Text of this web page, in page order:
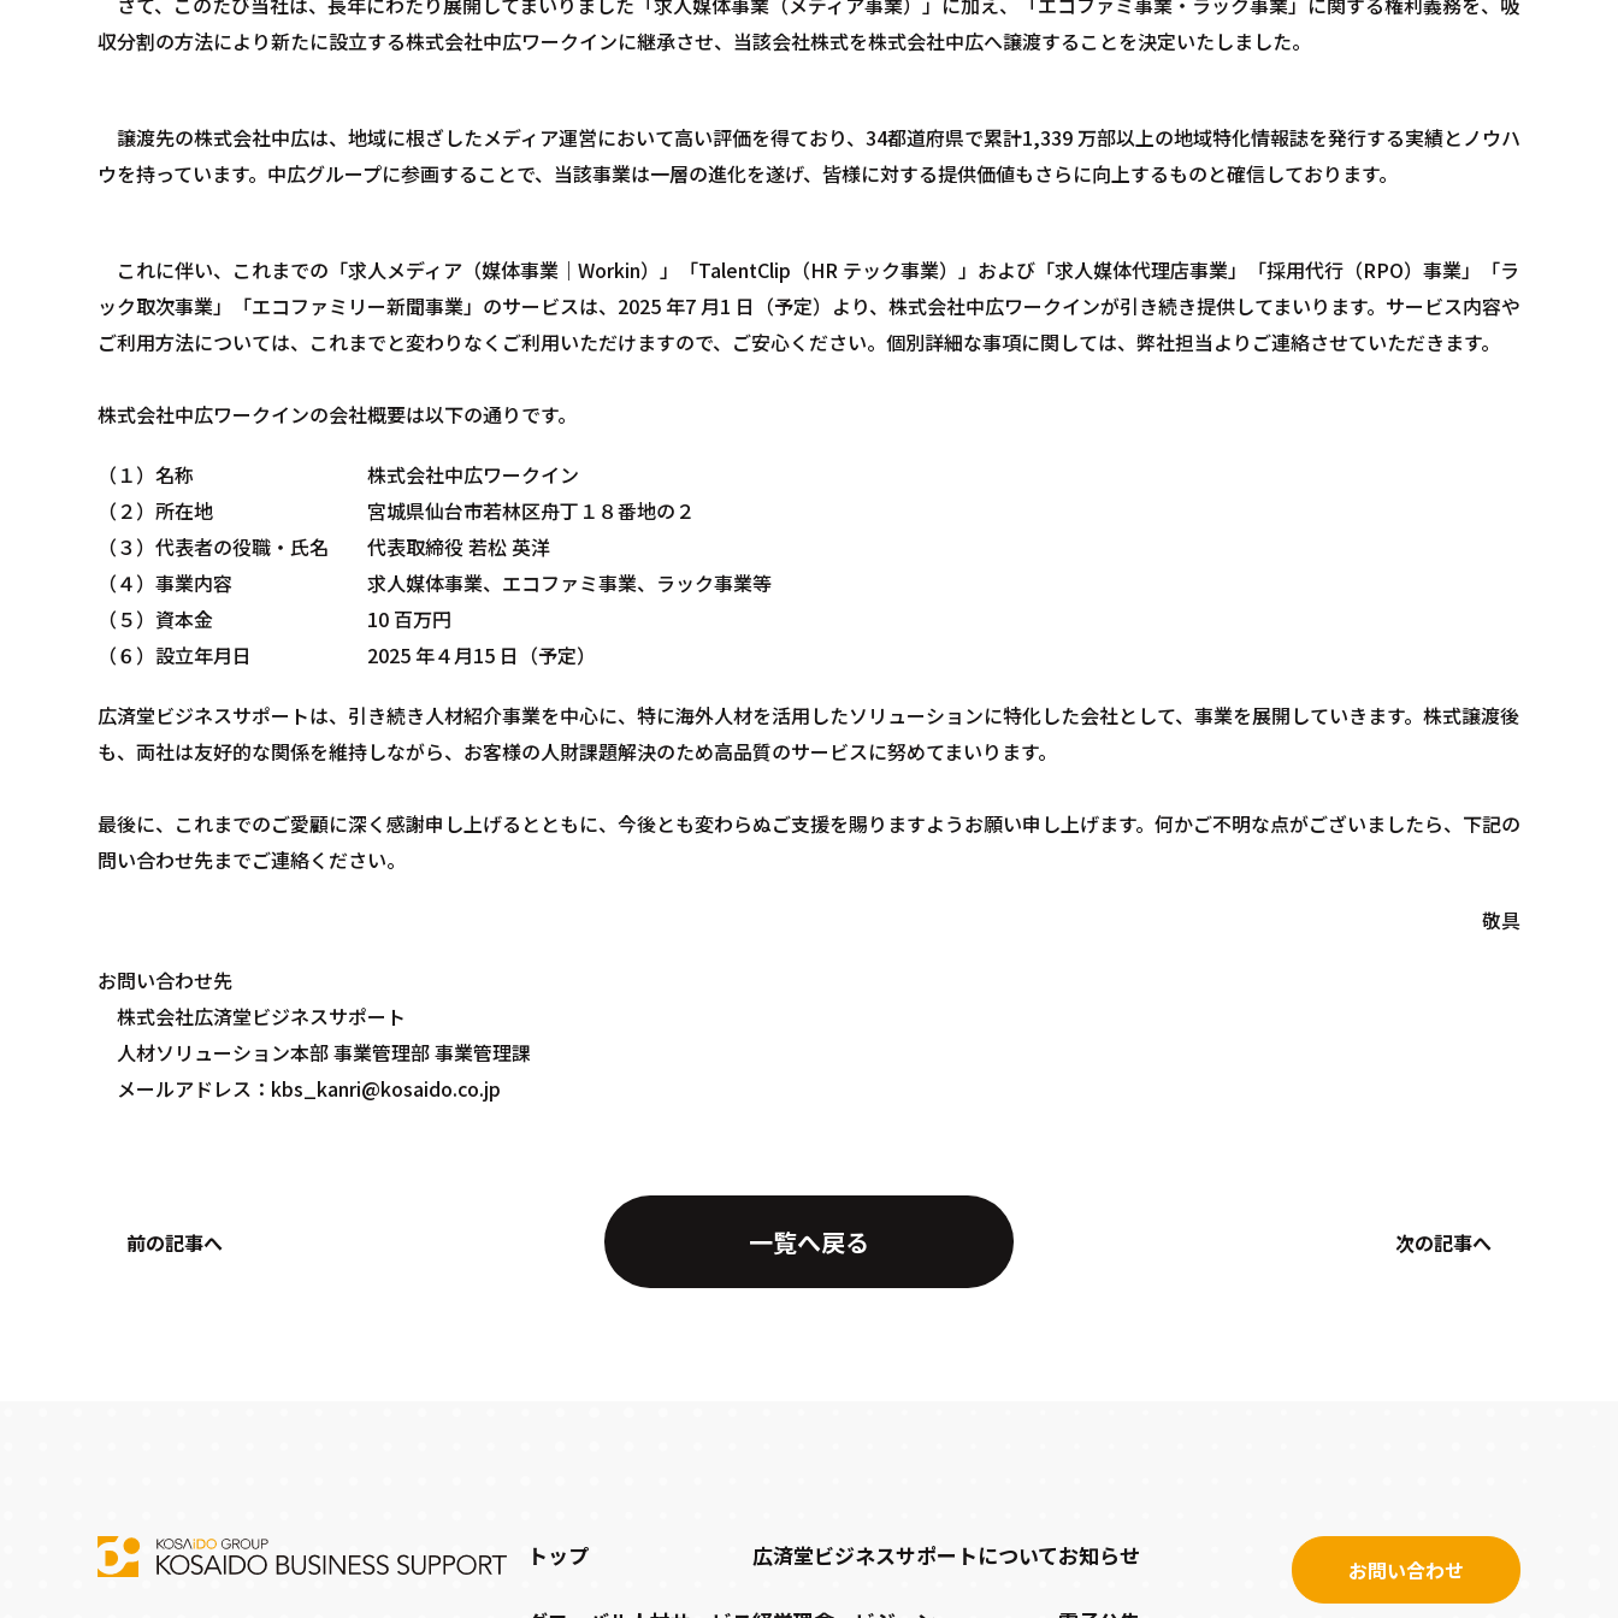
収分割の方法により新たに設立する株式会社中広ワークインに継承させ、当該会社株式を株式会社中広へ譲渡することを決定いたしました。
譲渡先の株式会社中広は、地域に根ざしたメディア運営において高い評価を得ており、34都道府県で累計1,339 万部以上の地域特化情報誌を発行する実績とノウハ
ウを持っています。中広グループに参画することで、当該事業は一層の進化を遂げ、皆様に対する提供価値もさらに向上するものと確信しております。
これに伴い、これまでの「求人メディア（媒体事業｜Workin）」「TalentClip（HR テック事業）」および「求人媒体代理店事業」「採用代行（RPO）事業」「ラ
ック取次事業」「エコファミリー新聞事業」のサービスは、2025 年7 月1 日（予定）より、株式会社中広ワークインが引き続き提供してまいります。サービス内容や
ご利用方法については、これまでと変わりなくご利用いただけますので、ご安心ください。個別詳細な事項に関しては、弊社担当よりご連絡させていただきます。
株式会社中広ワークインの会社概要は以下の通りです。
（１）名称 株式会社中広ワークイン
（２）所在地 宮城県仙台市若林区舟丁１８番地の２
（３）代表者の役職・氏名 代表取締役 若松 英洋
（４）事業内容 求人媒体事業、エコファミ事業、ラック事業等
（５）資本金 10 百万円
（６）設立年月日 2025 年４月15 日（予定）
広済堂ビジネスサポートは、引き続き人材紹介事業を中心に、特に海外人材を活用したソリューションに特化した会社として、事業を展開していきます。株式譲渡後
も、両社は友好的な関係を維持しながら、お客様の人財課題解決のため高品質のサービスに努めてまいります。
最後に、これまでのご愛顧に深く感謝申し上げるとともに、今後とも変わらぬご支援を賜りますようお願い申し上げます。何かご不明な点がございましたら、下記の
問い合わせ先までご連絡ください。
敬具
お問い合わせ先
株式会社広済堂ビジネスサポート
人材ソリューション本部 事業管理部 事業管理課
メールアドレス：kbs_kanri@kosaido.co.jp
前の記事へ 一覧へ戻る 次の記事へ
トップ 広済堂ビジネスサポートについてお知らせ お問い合わせ